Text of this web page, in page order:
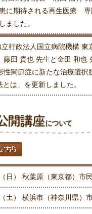
に期待される再生医療 専
ました。
立行政法人国立病院機構 東
田 貴也 先生と金田 和也
性関節症に新たな治療選
は」を更新しました。
日） 秋葉原（東京都）市
土） 横浜市（神奈川県）